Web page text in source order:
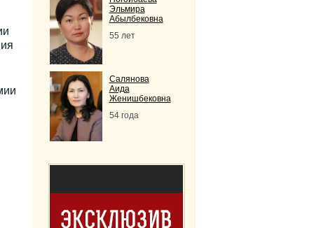
Эльмира
Абылбековна
55 лет
Салянова
Аида
Женишбековна
54 года